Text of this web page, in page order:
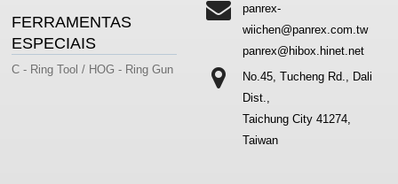
FERRAMENTAS
ESPECIAIS
C - Ring Tool / HOG - Ring Gun
panrex-
wiichen@panrex.com.tw
panrex@hibox.hinet.net
No.45, Tucheng Rd., Dali
Dist.,
Taichung City 41274,
Taiwan